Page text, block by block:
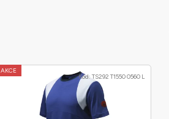
AKCE
Kód:TS292 T1550 0560 L